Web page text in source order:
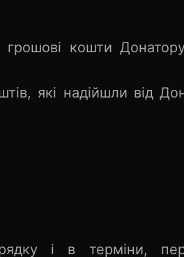
кошти
які надійшли від
і в терміни,